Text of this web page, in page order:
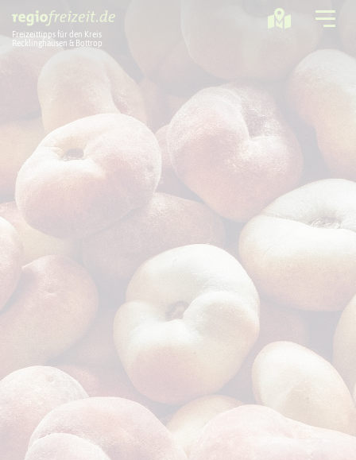
Freizeittipps für den Kreis
Recklinghausen & Bottrop
Ausflugstipps
Sport + Bewegung
Freizeitregion